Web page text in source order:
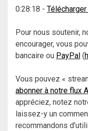
0:28:18 -
Pour nous soutenir,
encourager, vous
bancaire ou PayPal (
Vous pouvez «
abonner à notre flux
appréciez, notez
laissez-y un
recommandons